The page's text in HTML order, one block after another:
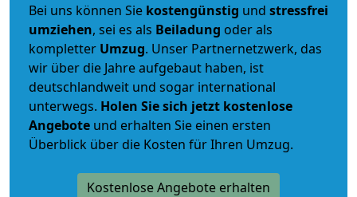
Bei uns können Sie kostengünstig und stressfrei
umziehen, sei es als Beiladung oder als
kompletter Umzug. Unser Partnernetzwerk, das
wir über die Jahre aufgebaut haben, ist
deutschlandweit und sogar international
unterwegs. Holen Sie sich jetzt kostenlose
Angebote und erhalten Sie einen ersten
Überblick über die Kosten für Ihren Umzug.
Kostenlose Angebote erhalten